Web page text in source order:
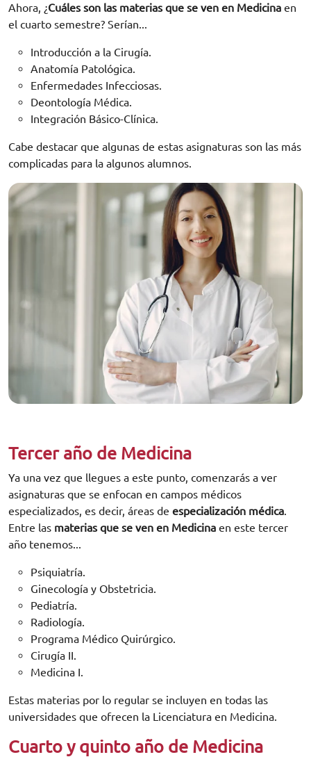
Ahora, ¿Cuáles son las materias que se ven en Medicina en
el cuarto semestre? Serían...
Introducción a la Cirugía.
Anatomía Patológica.
Enfermedades Infecciosas.
Deontología Médica.
Integración Básico-Clínica.
Cabe destacar que algunas de estas asignaturas son las más
complicadas para la algunos alumnos.
Tercer año de Medicina
Ya una vez que llegues a este punto, comenzarás a ver
asignaturas que se enfocan en campos médicos
especializados, es decir, áreas de especialización médica.
Entre las materias que se ven en Medicina en este tercer
año tenemos...
Psiquiatría.
Ginecología y Obstetricia.
Pediatría.
Radiología.
Programa Médico Quirúrgico.
Cirugía II.
Medicina I.
Estas materias por lo regular se incluyen en todas las
universidades que ofrecen la Licenciatura en Medicina.
Cuarto y quinto año de Medicina